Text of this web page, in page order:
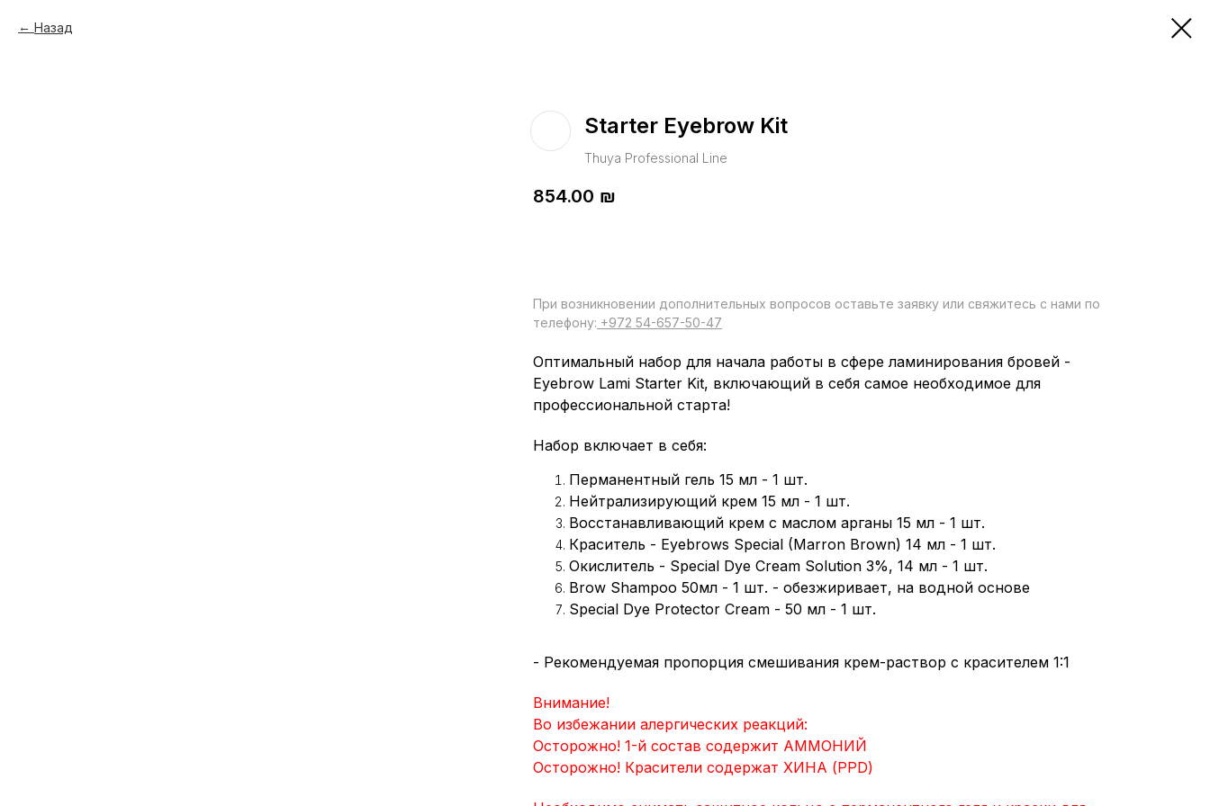
Назад
Starter Eyebrow Kit
Thuya Professional Line
854.00 ₪
При возникновении дополнительных вопросов оставьте заявку или свяжитесь с нами по
телефону: +972 54-657-50-47
Оптимальный набор для начала работы в сфере ламинирования бровей -
Eyebrow Lami Starter Kit, включающий в себя самое необходимое для
профессиональной старта!
Набор включает в себя:
Перманентный гель 15 мл - 1 шт.
Нейтрализирующий крем 15 мл - 1 шт.
Восстанавливающий крем с маслом арганы 15 мл - 1 шт.
Краситель - Eyebrows Special (Marron Brown) 14 мл - 1 шт.
Окислитель - Special Dye Cream Solution 3%, 14 мл - 1 шт.
Brow Shampoo 50мл - 1 шт. - обезжиривает, на водной основе
Special Dye Protector Cream - 50 мл - 1 шт.
- Рекомендуемая пропорция смешивания крем-раствор с красителем 1:1
Внимание!
Во избежании алергических реакций:
Осторожно! 1-й состав содержит АММОНИЙ
Осторожно! Красители содержат ХИНА (PPD)